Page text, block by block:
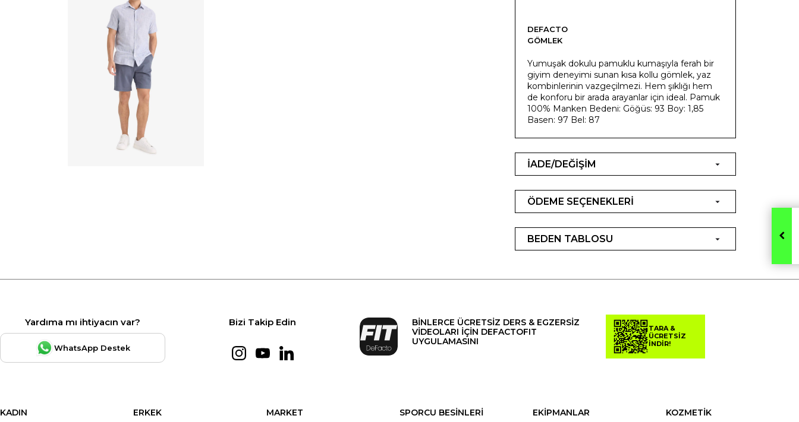
DEFACTO
GÖMLEK
Yumuşak dokulu pamuklu kumaşıyla ferah bir
giyim deneyimi sunan kısa kollu gömlek, yaz
kombinlerinin vazgeçilmezi. Hem şıklığı hem
de konforu bir arada arayanlar için ideal. Pamuk
100% Manken Bedeni: Göğüs: 93 Boy: 1,85
Basen: 97 Bel: 87
İADE/DEĞİŞİM
ÖDEME SEÇENEKLERİ
BEDEN TABLOSU
Yardıma mı ihtiyacın var?
WhatsApp Destek
Bizi Takip Edin
BİNLERCE ÜCRETSİZ DERS & EGZERSİZ
VİDEOLARI İÇİN DEFACTOFIT
UYGULAMASINI
TARA &
ÜCRETSİZ
İNDİR!
KADIN
ERKEK
MARKET
SPORCU BESİNLERİ
EKİPMANLAR
KOZMETİK